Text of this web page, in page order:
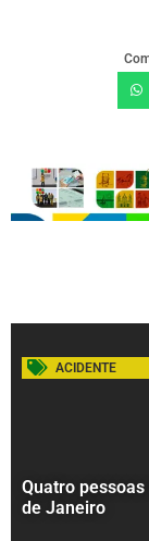
ACIDENTE
Quatro
de Janeiro